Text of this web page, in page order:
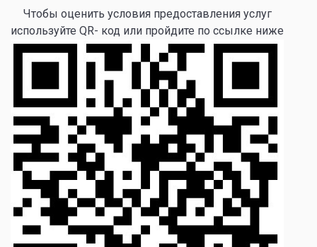
Чтобы оценить условия предоставления услуг
используйте QR- код или пройдите по ссылке ниже